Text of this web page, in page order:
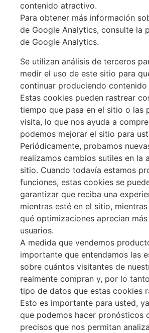
contenido atractivo.
Para obtener más información
de Google Analytics, consulte la
de Google Analytics.
Se utilizan análisis de terceros
medir el uso de este sitio para
continuar produciendo
Estas cookies pueden rastrear
tiempo que pasa en el sitio o las
visita, lo que nos ayuda a
podemos mejorar el sitio para
Periódicamente, probamos
realizamos cambios sutiles en la
sitio. Cuando todavía estamos
funciones, estas cookies se
garantizar que reciba una
mientras esté en el sitio,
qué optimizaciones aprecian
usuarios.
A medida que vendemos
importante que entendamos las
sobre cuántos visitantes de
realmente compran y, por lo
tipo de datos que estas cookies
Esto es importante para usted,
que podemos hacer pronósticos
precisos que nos permitan